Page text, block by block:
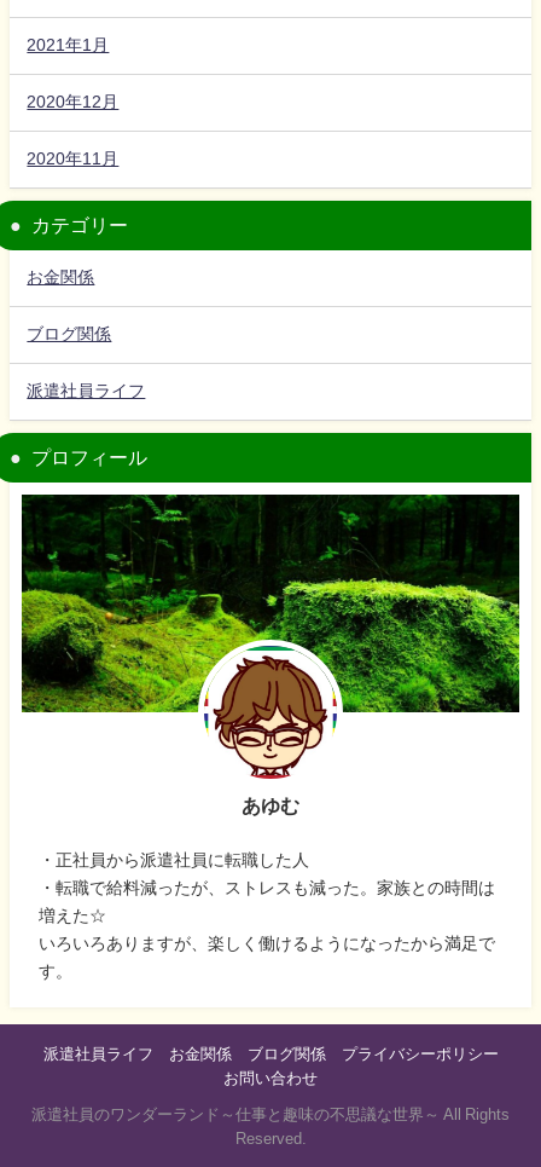
2021年1月
2020年12月
2020年11月
カテゴリー
お金関係
ブログ関係
派遣社員ライフ
プロフィール
あゆむ
・正社員から派遣社員に転職した人
・転職で給料減ったが、ストレスも減った。家族との時間は
増えた☆
いろいろありますが、楽しく働けるようになったから満足で
す。
派遣社員ライフ お金関係 ブログ関係
プライバシーポリシー
お問い合わせ
派遣社員のワンダーランド～仕事と趣味の不思議な世界～ All Rights
Reserved.